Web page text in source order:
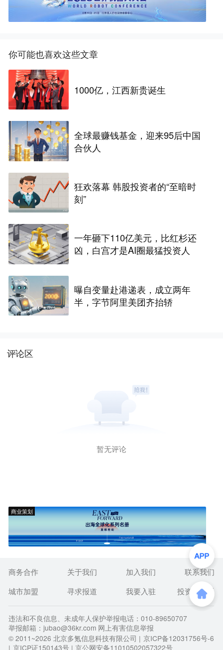
你可能也喜欢这些文章
1000亿，江西新贵诞生
全球最赚钱基金，迎来95后中国
合伙人
狂欢落幕 韩股投资者的“至暗时
刻”
一年砸下110亿美元，比红杉还
凶，白宫才是AI圈最猛投资人
曝自变量赴港递表，成立两年
半，字节阿里美团齐抬轿
评论区
暂无评论
商业策划
商务合作 关于我们 加入我们
联系我们
城市加盟
寻求报道 我要入驻 投资者关系
违法和不良信息、未成年人保护举报电话：010-89650707
举报邮箱：jubao@36kr.com 网上有害信息举报
© 2011~2026 北京多氪信息科技有限公司 | 京ICP备12031756号-6
| 京ICP证150143号 | 京公网安备11010502057322号